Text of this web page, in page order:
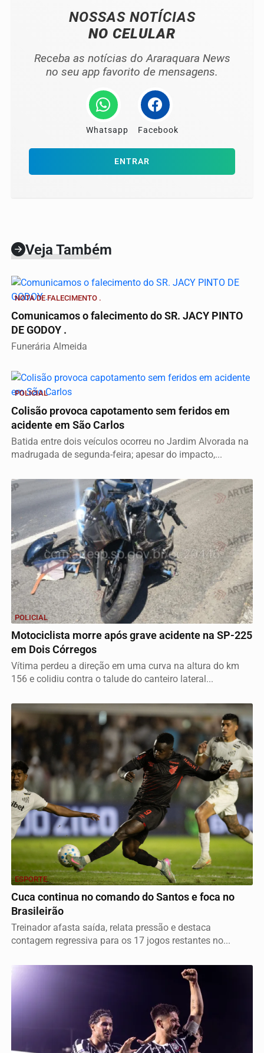
NOSSAS NOTÍCIAS
NO CELULAR
Receba as notícias do Araraquara News
no seu app favorito de mensagens.
Whatsapp Facebook
ENTRAR
Veja Também
NOTA DE FALECIMENTO .
Comunicamos o falecimento do SR. JACY PINTO
DE GODOY .
Funerária Almeida
POLICIAL
Colisão provoca capotamento sem feridos em
acidente em São Carlos
Batida entre dois veículos ocorreu no Jardim Alvorada na
madrugada de segunda-feira; apesar do impacto,...
POLICIAL
Motociclista morre após grave acidente na SP-225
em Dois Córregos
Vítima perdeu a direção em uma curva na altura do km
156 e colidiu contra o talude do canteiro lateral...
ESPORTE
Cuca continua no comando do Santos e foca no
Brasileirão
Treinador afasta saída, relata pressão e destaca
contagem regressiva para os 17 jogos restantes no...